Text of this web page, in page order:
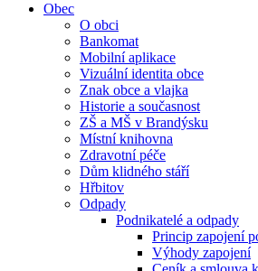
Obec
O obci
Bankomat
Mobilní aplikace
Vizuální identita obce
Znak obce a vlajka
Historie a současnost
ZŠ a MŠ v Brandýsku
Místní knihovna
Zdravotní péče
Dům klidného stáří
Hřbitov
Odpady
Podnikatelé a odpady
Princip zapojení
Výhody zapojení